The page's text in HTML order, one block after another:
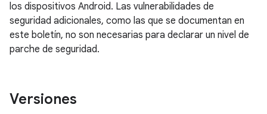
los dispositivos Android. Las vulnerabilidades de
seguridad adicionales, como las que se documentan en
este boletín, no son necesarias para declarar un nivel de
parche de seguridad.
Versiones